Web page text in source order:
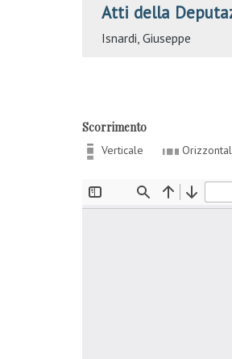
Atti della
Isnardi, Giuseppe
Scorrimento
Verticale